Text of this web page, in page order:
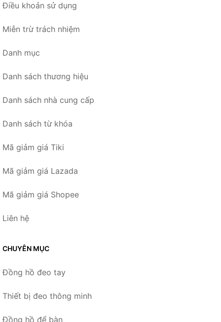
Điều khoản sử dụng
Miễn trừ trách nhiệm
Danh mục
Danh sách thương hiệu
Danh sách nhà cung cấp
Danh sách từ khóa
Mã giảm giá Tiki
Mã giảm giá Lazada
Mã giảm giá Shopee
Liên hệ
CHUYÊN MỤC
Đồng hồ đeo tay
Thiết bị đeo thông minh
Đồng hồ để bàn